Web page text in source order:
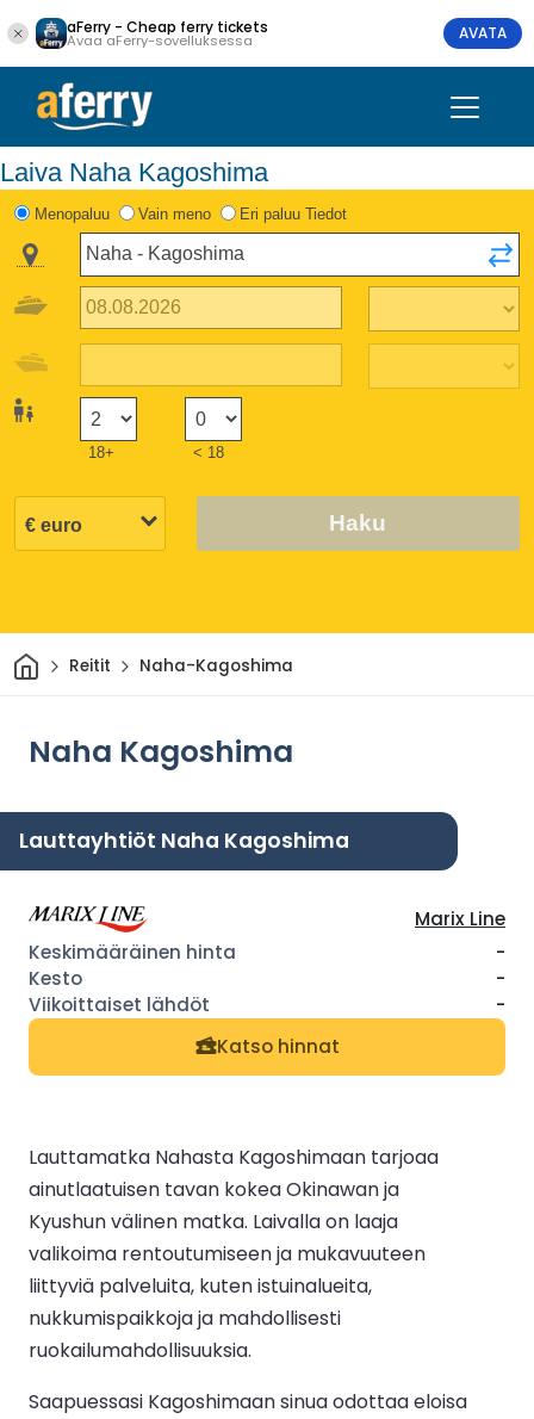
aFerry - Cheap ferry tickets
Avaa aFerry-sovelluksessa AVATA
Laiva Naha Kagoshima
Menopaluu Vain meno Eri paluu Tiedot
18+ < 18
Haku
KotiinReitit Naha-Kagoshima
Naha Kagoshima
Lauttayhtiöt Naha Kagoshima
Marix Line
-
-
-
Katso hinnat
Lauttamatka Nahasta Kagoshimaan tarjoaa
ainutlaatuisen tavan kokea Okinawan ja
Kyushun välinen matka. Laivalla on laaja
valikoima rentoutumiseen ja mukavuuteen
liittyviä palveluita, kuten istuinalueita,
nukkumispaikkoja ja mahdollisesti
ruokailumahdollisuuksia.
Saapuessasi Kagoshimaan sinua odottaa eloisa